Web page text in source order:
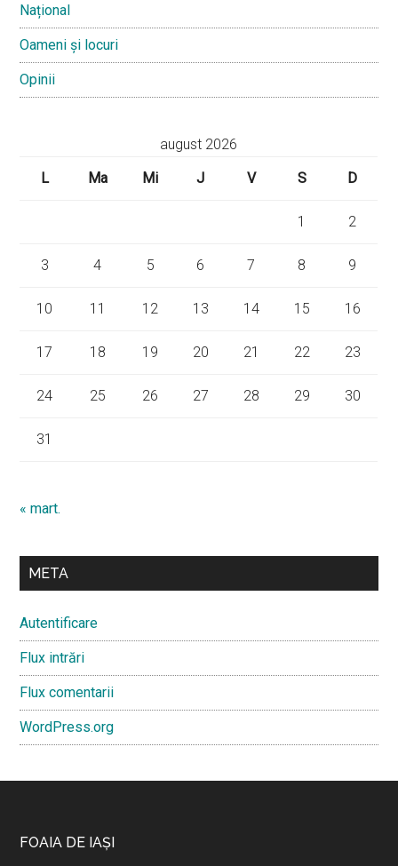
Național
Oameni și locuri
Opinii
august 2026
L
Ma Mi J V S D
1 2
3 4 5 6 7 8 9
10 11 12 13 14 15 16
17 18 19 20 21 22 23
24 25 26 27 28 29 30
31
« mart.
META
Autentificare
Flux intrări
Flux comentarii
WordPress.org
Footer
FOAIA DE IAȘI